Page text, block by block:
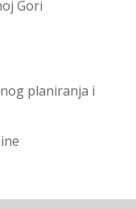
Gori
planiranja i